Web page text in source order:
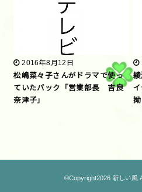
2016年8月12日
松嶋菜々子さんがドラマで使っ
ていたバック「営業部長 吉良
奈津子」
©Copyright2026 新しい風